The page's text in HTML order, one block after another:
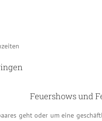
Feuershows und
geht oder um eine